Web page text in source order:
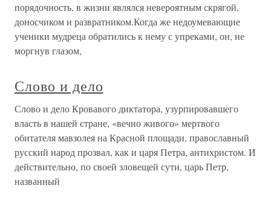
порядочность, в жизни являлся невероятным скрягой,
доносчиком и развратником.Когда же недоумевающие
ученики мудреца обратились к нему с упреками, он, не
моргнув глазом,
Слово и дело
Слово и дело Кровавого диктатора, узурпировавшего
власть в нашей стране, «вечно живого» мертвого
обитателя мавзолея на Красной площади, православный
русский народ прозвал, как и царя Петра, антихристом. И
действительно, по своей зловещей сути, царь Петр,
названный